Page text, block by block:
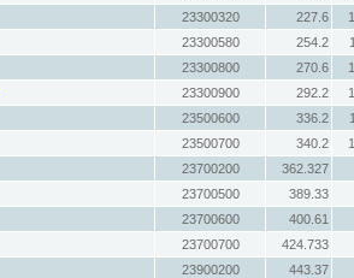
23300320 227.6
23300580 254.2
23300800 270.6
23300900 292.2
23500600 336.2
23500700 340.2
23700200
362.327
23700500
389.33
23700600
400.61
23700700
424.733
23900200
443.37